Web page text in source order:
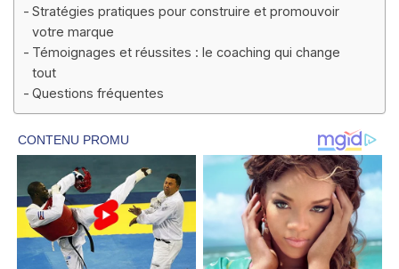
Stratégies pratiques pour construire et promouvoir
votre marque
Témoignages et réussites : le coaching qui change
tout
Questions fréquentes